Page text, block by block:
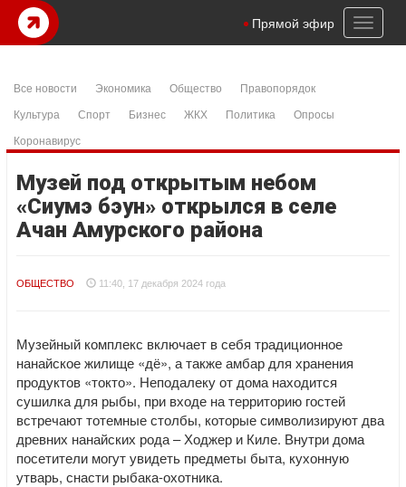
Toggle
Прямой эфир
Все новости Экономика Общество
Правопорядок
Культура
Спорт Бизнес ЖКХ Политика
Опросы
Коронавирус
Музей под открытым небом
«Сиумэ бэун» открылся в селе
Ачан Амурского района
ОБЩЕСТВО 11:40, 17 декабря 2024 года
Музейный комплекс включает в себя традиционное
нанайское жилище «дё», а также амбар для хранения
продуктов «токто». Неподалеку от дома находится
сушилка для рыбы, при входе на территорию гостей
встречают тотемные столбы, которые символизируют два
древних нанайских рода – Ходжер и Киле. Внутри дома
посетители могут увидеть предметы быта, кухонную
утварь, снасти рыбака-охотника.